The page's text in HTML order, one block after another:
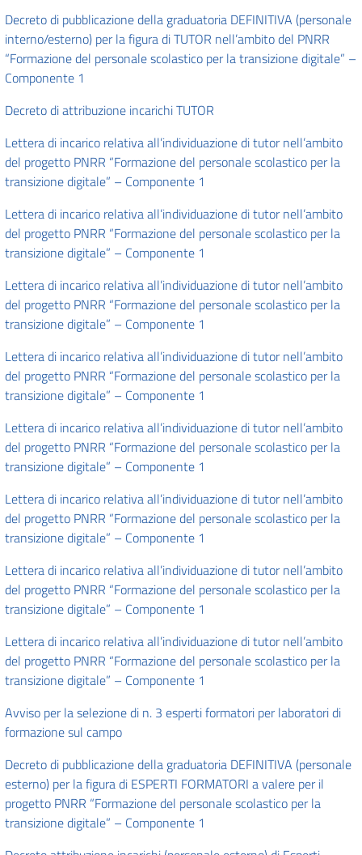
Decreto di pubblicazione della graduatoria DEFINITIVA (personale
interno/esterno) per la figura di TUTOR nell’ambito del PNRR
“Formazione del personale scolastico per la transizione digitale” –
Componente 1
Decreto di attribuzione incarichi TUTOR
Lettera di incarico relativa all’individuazione di tutor nell’ambito
del progetto PNRR “Formazione del personale scolastico per la
transizione digitale” – Componente 1
Lettera di incarico relativa all’individuazione di tutor nell’ambito
del progetto PNRR “Formazione del personale scolastico per la
transizione digitale” – Componente 1
Lettera di incarico relativa all’individuazione di tutor nell’ambito
del progetto PNRR “Formazione del personale scolastico per la
transizione digitale” – Componente 1
Lettera di incarico relativa all’individuazione di tutor nell’ambito
del progetto PNRR “Formazione del personale scolastico per la
transizione digitale” – Componente 1
Lettera di incarico relativa all’individuazione di tutor nell’ambito
del progetto PNRR “Formazione del personale scolastico per la
transizione digitale” – Componente 1
Lettera di incarico relativa all’individuazione di tutor nell’ambito
del progetto PNRR “Formazione del personale scolastico per la
transizione digitale” – Componente 1
Lettera di incarico relativa all’individuazione di tutor nell’ambito
del progetto PNRR “Formazione del personale scolastico per la
transizione digitale” – Componente 1
Lettera di incarico relativa all’individuazione di tutor nell’ambito
del progetto PNRR “Formazione del personale scolastico per la
transizione digitale” – Componente 1
Avviso per la selezione di n. 3 esperti formatori per laboratori di
formazione sul campo
Decreto di pubblicazione della graduatoria DEFINITIVA (personale
esterno) per la figura di ESPERTI FORMATORI a valere per il
progetto PNRR “Formazione del personale scolastico per la
transizione digitale” – Componente 1